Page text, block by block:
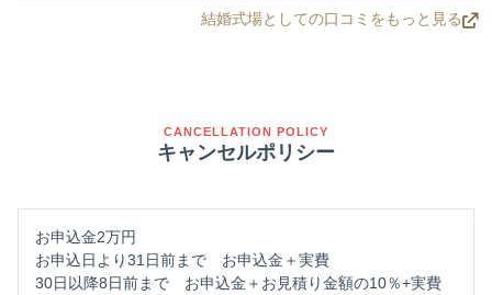
にありながらも治安がよく、通うのが楽しみになるよう
な環境でした。駅近とは思えないほど落ち着いた雰囲気
結婚式場としての口コミをもっと見る
CANCELLATION POLICY
キャンセルポリシー
お申込金2万円
お申込日より31日前まで お申込金＋実費
30日以降8日前まで お申込金＋お見積り金額の10％+実費